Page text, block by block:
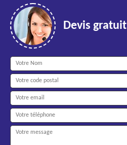
Devis gratuit